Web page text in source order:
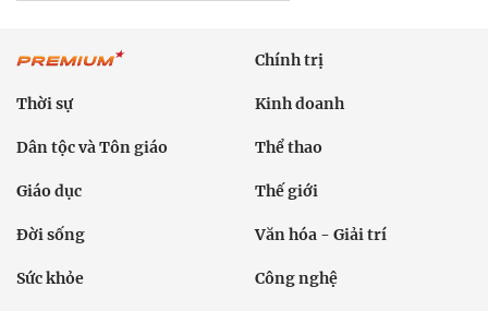
Chính trị
Thời sự Kinh doanh
Dân tộc và Tôn giáo Thể thao
Giáo dục Thế giới
Đời sống Văn hóa - Giải trí
Sức khỏe Công nghệ